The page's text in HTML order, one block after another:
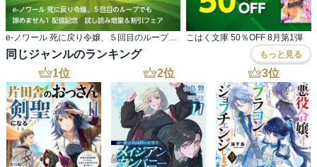
e-ノワール 死に戻り令嬢、５回目のループでも 諦めません1 配信記念 試し読み増量＆割引フェア こはく文庫 50％OFF 8月第1弾
同じジャンルのランキング もっと見る
1位 2位 3位